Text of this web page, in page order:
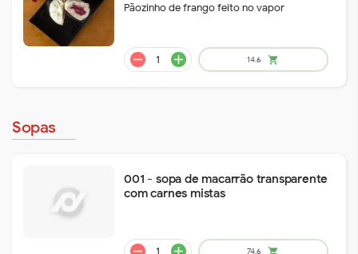
remove 14.7
Pãozinho de frango feito no vapor
Sopas
001 - sopa de macarrão transparente
com carnes mistas